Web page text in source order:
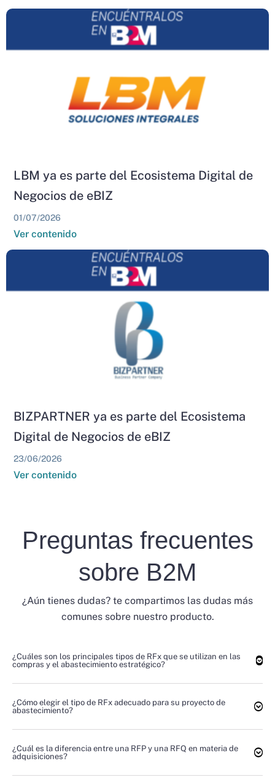
LBM ya es parte del Ecosistema Digital de
Negocios de eBIZ
01/07/2026
Ver contenido
BIZPARTNER ya es parte del Ecosistema
Digital de Negocios de eBIZ
23/06/2026
Ver contenido
Preguntas frecuentes
sobre B2M
¿Aún tienes dudas? te compartimos las dudas más
comunes sobre nuestro producto.
¿Cuáles son los principales tipos de RFx que se utilizan en las
compras y el abastecimiento estratégico?
¿Cómo elegir el tipo de RFx adecuado para su proyecto de
abastecimiento?
¿Cuál es la diferencia entre una RFP y una RFQ en materia de
adquisiciones?